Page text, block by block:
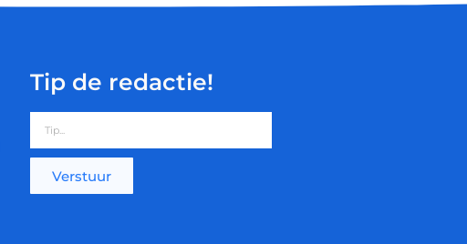
Tip de redactie!
Verstuur